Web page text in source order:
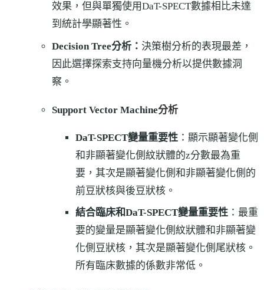
效果，但與單獨使用DaT-SPECT數據相比未達
到統計學顯著性。
Decision Tree分析： 決策樹分析的表現最差，
因此選擇探索支持向量機分析以提供數據洞
察。
Support Vector Machine分析
DaT-SPECT變量重要性 ：顯示顯著變化側
和非顯著變化側紋狀體的z分數最為重
要，其次是顯著變化側和非顯著變化側的
前豆狀核與後豆狀核。
結合臨床和DaT-SPECT變量重要性 ：最重
要的變量是顯著變化側紋狀體和非顯著變
化側豆狀核，其次是顯著變化側尾狀核。
所有臨床數據的係數非常低。